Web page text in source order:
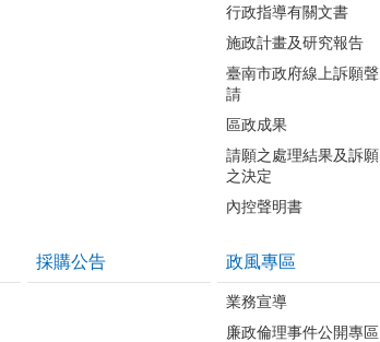
行政指導有關文書
施政計畫及研究報告
臺南市政府線上訴願聲
請
區政成果
請願之處理結果及訴願
之決定
內控聲明書
採購公告 政風專區
業務宣導
廉政倫理事件公開專區